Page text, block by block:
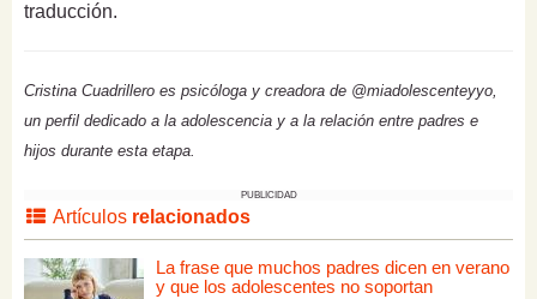
traducción.
Cristina Cuadrillero es psicóloga y creadora de @miadolescenteyyo,
un perfil dedicado a la adolescencia y a la relación entre padres e
hijos durante esta etapa.
PUBLICIDAD
Artículos relacionados
La frase que muchos padres dicen en verano
y que los adolescentes no soportan